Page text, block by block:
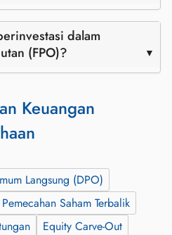
dalam
(FPO)?
Keuangan
Langsung (DPO)
Pemecahan Saham Terbalik
Equity Carve-Out